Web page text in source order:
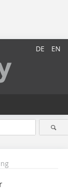
DE EN